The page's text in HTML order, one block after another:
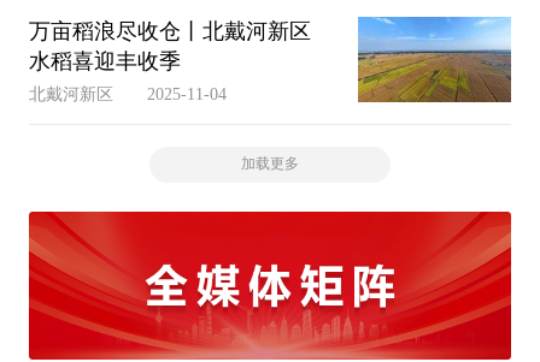
万亩稻浪尽收仓丨北戴河新区
水稻喜迎丰收季
北戴河新区 2025-11-04
加载更多